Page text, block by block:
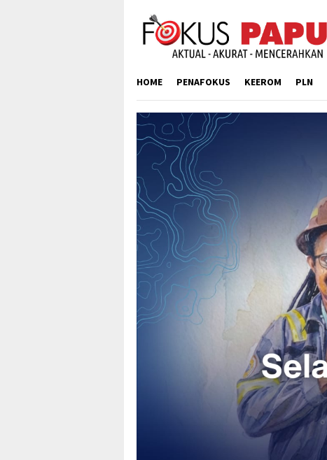
content
HOME PENAFOKUS KEEROM PLN